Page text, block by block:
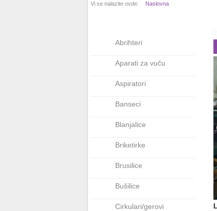
Vi se nalazite ovde: Naslovna
Abrihteri
Aparati za vuču
Aspiratori
Banseci
Blanjalice
Briketirke
Brusilice
Bušilice
Cirkulari/gerovi